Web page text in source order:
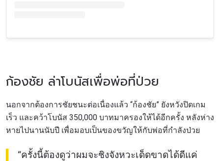
ก้องชัย ล่าโบนัสเพื่อพ่อที่ป่วย
นอกจากต้องการชัยชนะต่อเนื่องแล้ว “ก้องชัย” ยังหวังปิดเกม
เร็ว และคว้าโบนัส 350,000 บาทมาครองให้ได้อีกครั้ง หลังห่าง
หายไปนานนับปี เพื่อมอบเป็นของขวัญให้กับพ่อที่กำลังป่วย
“ครั้งนี้ต้องดูว่าผมจะชิงจังหวะเด็ดขาดได้ดีแค่